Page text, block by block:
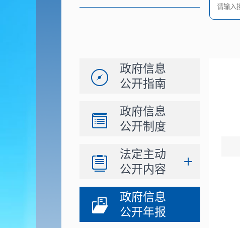
政府信息
公开指南
政府信息
公开制度
法定主动
公开内容
政府信息
公开年报